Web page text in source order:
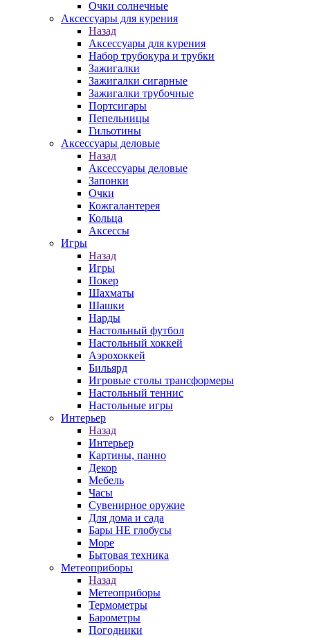
Очки солнечные
Аксессуары для курения
Назад
Аксессуары для курения
Набор трубокура и трубки
Зажигалки
Зажигалки сигарные
Зажигалки трубочные
Портсигары
Пепельницы
Гильотины
Аксессуары деловые
Назад
Аксессуары деловые
Запонки
Очки
Кожгалантерея
Кольца
Аксессы
Игры
Назад
Игры
Покер
Шахматы
Шашки
Нарды
Настольный футбол
Настольный хоккей
Аэрохоккей
Бильярд
Игровые столы трансформеры
Настольный теннис
Настольные игры
Интерьер
Назад
Интерьер
Картины, панно
Декор
Мебель
Часы
Сувенирное оружие
Для дома и сада
Бары НЕ глобусы
Море
Бытовая техника
Метеоприборы
Назад
Метеоприборы
Термометры
Барометры
Погодники